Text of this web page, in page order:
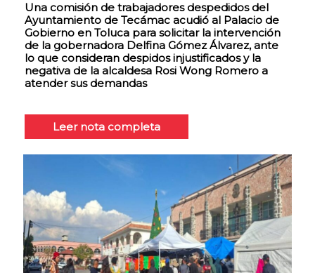
Una comisión de trabajadores despedidos del
Ayuntamiento de Tecámac acudió al Palacio de
Gobierno en Toluca para solicitar la intervención
de la gobernadora Delfina Gómez Álvarez, ante
lo que consideran despidos injustificados y la
negativa de la alcaldesa Rosi Wong Romero a
atender sus demandas
Leer nota completa